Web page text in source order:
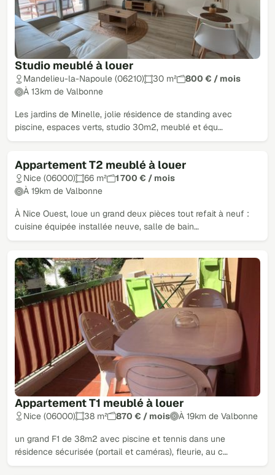
Studio meublé à louer
Mandelieu-la-Napoule (06210) 30 m²
800 € / mois
À 13km de Valbonne
Les jardins de Minelle, jolie résidence de standing avec
piscine, espaces verts, studio 30m2, meublé et équ…
Appartement T2 meublé à louer
Nice (06000) 66 m²
1 700 € / mois
À 19km de Valbonne
À Nice Ouest, loue un grand deux pièces tout refait à neuf :
cuisine équipée installée neuve, salle de bain…
Appartement T1 meublé à louer
Nice (06000) 38 m² 870 € / mois À 19km de Valbonne
un grand F1 de 38m2 avec piscine et tennis dans une
résidence sécurisée (portail et caméras), fleurie, au c…